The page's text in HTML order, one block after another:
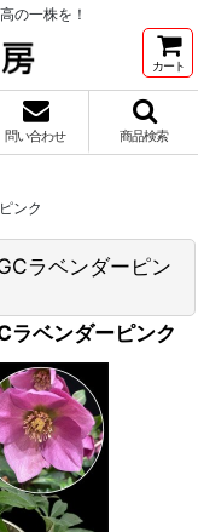
の一株を！
カート
問い合わせ 商品検索
ンク
ラベンダーピン
ベンダーピンク